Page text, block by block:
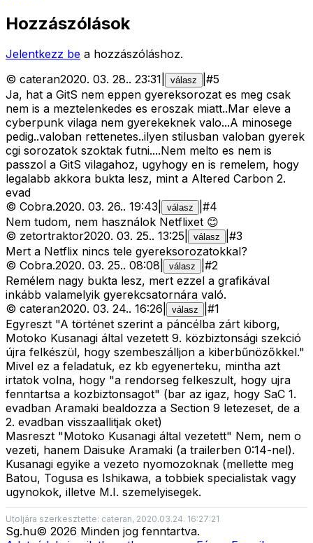
Hozzászólások
Jelentkezz be a hozzászóláshoz.
© cateran2020. 03. 28.. 23:31 válasz #5
Ja, hat a GitS nem eppen gyereksorozat es meg csak
nem is a meztelenkedes es eroszak miatt..Mar eleve a
cyberpunk vilaga nem gyerekeknek valo...A minosege
pedig..valoban rettenetes..ilyen stilusban valoban gyerek
cgi sorozatok szoktak futni....Nem melto es nem is
passzol a GitS vilagahoz, ugyhogy en is remelem, hogy
legalabb akkora bukta lesz, mint a Altered Carbon 2.
evad
© Cobra.2020. 03. 26.. 19:43 válasz #4
Nem tudom, nem használok Netflixet 😊
© zetortraktor2020. 03. 25.. 13:25 válasz #3
Mert a Netflix nincs tele gyereksorozatokkal?
© Cobra.2020. 03. 25.. 08:08 válasz #2
Remélem nagy bukta lesz, mert ezzel a grafikával
inkább valamelyik gyerekcsatornára való.
© cateran2020. 03. 24.. 16:26 válasz #1
Egyreszt "A történet szerint a páncélba zárt kiborg,
Motoko Kusanagi által vezetett 9. közbiztonsági szekció
újra felkészül, hogy szembeszálljon a kiberbűnözőkkel."
Mivel ez a feladatuk, ez kb egyenerteku, mintha azt
irtatok volna, hogy "a rendorseg felkeszult, hogy ujra
fenntartsa a kozbiztonsagot" (bar az igaz, hogy SaC 1.
evadban Aramaki bealdozza a Section 9 letezeset, de a
2. evadban visszaallitjak oket)
Masreszt "Motoko Kusanagi által vezetett" Nem, nem o
vezeti, hanem Daisuke Aramaki (a trailerben 0:14-nel).
Kusanagi egyike a vezeto nyomozoknak (mellette meg
Batou, Togusa es Ishikawa, a tobbiek specialistak vagy
ugynokok, illetve M.I. szemelyisegek.
Utoljára szerkesztette: cateran, 2020.03.24. 16:27:21
Sg.hu© 2026 Minden jog fenntartva.